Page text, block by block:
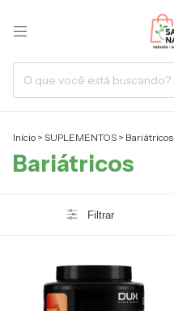
Início > SUPLEMENTOS > Bariátricos
Bariátricos
Filtrar